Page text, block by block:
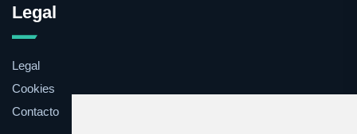
Legal
Legal
Cookies
Contacto